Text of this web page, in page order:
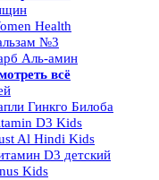
Health
№3
Аль-амин
всё
Гинкго Билоба
D3 Kids
Al Hindi Kids
D3 детский
Kids